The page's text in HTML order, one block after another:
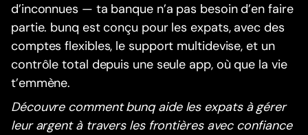
d’inconnues — ta banque n’a pas besoin d’en faire
partie. bunq est conçu pour les expats, avec des
comptes flexibles, le support multidevise, et un
contrôle total depuis une seule app, où que la vie
t’emmène.
Découvre comment bunq aide les expats à gérer
leur argent à travers les frontières avec confiance